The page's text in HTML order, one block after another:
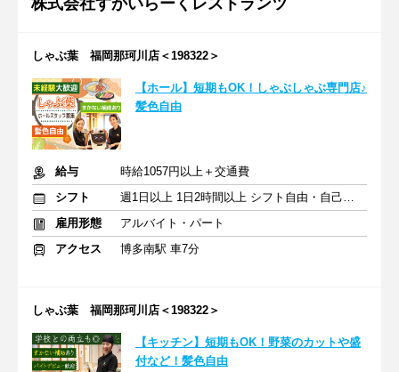
株式会社すかいらーくレストランツ
しゃぶ葉 福岡那珂川店＜198322＞
【ホール】短期もOK！しゃぶしゃぶ専門店♪
髪色自由
給与
時給1057円以上＋交通費
シフト
週1日以上 1日2時間以上 シフト自由・自己申告
雇用形態
アルバイト・パート
アクセス
博多南駅 車7分
しゃぶ葉 福岡那珂川店＜198322＞
【キッチン】短期もOK！野菜のカットや盛
付など！髪色自由